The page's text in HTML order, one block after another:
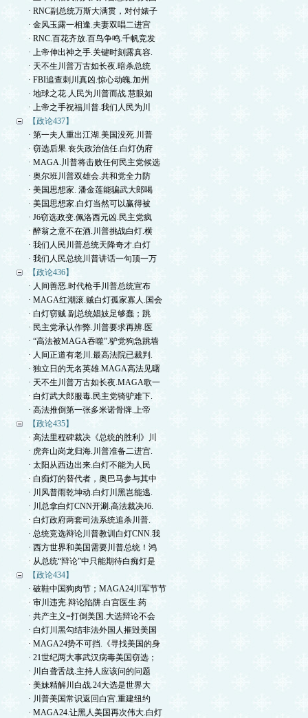
· RNC副总统万斯大满贯，对付婊子
· 金风玉露一相逢.夫妻双唱二进宫
· RNC.百花齐放.百鸟争鸣.千帆竞发
· 上帝伸出神之手.关键时刻露真容.
· 天不生川普万古如长夜.暗杀总统
· FBI追查刺川真凶.惊心动魄.加州
· 地球之花.人民为川普而战.慧眼如
· 上帝之手祝福川普.我们人民为川
【政论437】
· 第一夫人重出江湖.美国没死.川普
· 窃选后果.丧失政治信任.白灯伪府
· MAGA.川普将击败任何民主党候选
· 奥尔班川普双雄会.共和党全力防
· 美国思想家. 潘金莲能骗武大郎喝
· 美国思想家.白灯当然可以赢得被
· J6窃选政变.佩洛西元凶.民主党疯
· 醉翁之意不在酒.川普挑战白灯.横
· 我们人民川普总统天降奇才.白灯
· 我们人民总统川普讲话一句顶一万
【政论436】
· 人间善恶.时代枪手川普总统宣布
· MAGA红潮滚.贼白灯孤家寡人.国会
· 白灯窃贼.副总统娼妓足够蠢；跳
· 民主党承认作弊.川普要求再辨.医
· “高法被MAGA吞噬”.驴党狗急跳墙
· 人间正道有老川.最高法院已裁判.
· 独立日的无名英雄.MAGA高法见曙
· 天不生川普万古如长夜.MAGA歌一
· 白灯武大郎服毒.民主党骑驴难下.
· 高法推倒第一张多米诺骨牌.上帝
【政论435】
· 高法里程碑裁决《总统的胜利》川
· 虎奔山岗龙归海.川普准备二进宫.
· 太阳从西边出来.白灯不能为人民
· 白痴灯的替代者，奥巴马参与其中
· 川风普雨乾坤动.白灯川黑岂能逃.
· 川总拿白灯CNN开涮.高法裁决J6.
· 白灯政府两套司法系统追杀川普.
· 总统竞选辩论川普教训白灯CNN.我
· 西方世界和美国需要川普总统！鸿
· 从总统“辩论”中只能期待白痴灯是
【政论434】
· 破鞋中国狗肉节；MAGA24川军节节
· 审川违宪.辩论陷阱.白宫医生.药
· 共产主义=打倒美国.大选辩论不会
· 白灯川黑勾结非法外国人摧毁美国
· MAGA24势不可挡.《寻找美国的身
· 21世纪两大事武汉病毒美国窃选；
· 川白聋舌战.主持人应该问的问题
· 美妹精解川白战.24大选是世界大
· 川普美国常识返回白宫.重建纽约
· MAGA24.让黑人美国再次伟大.白灯